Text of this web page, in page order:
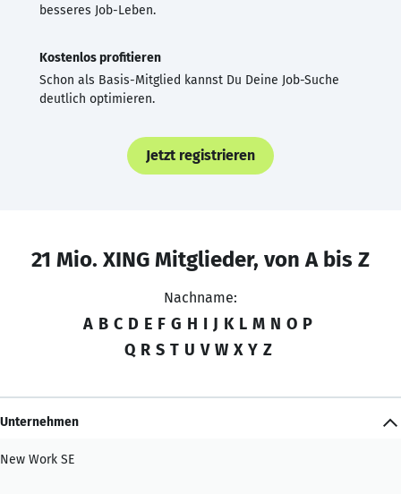
besseres Job-Leben.
Kostenlos profitieren
Schon als Basis-Mitglied kannst Du Deine Job-Suche
deutlich optimieren.
Jetzt registrieren
21 Mio. XING Mitglieder, von A bis Z
Nachname:
A B C D E F G H I J K L M N O P
Q R S T U V W X Y Z
Unternehmen
New Work SE